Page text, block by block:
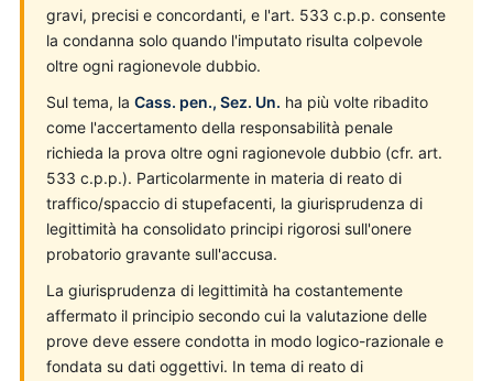
gravi, precisi e concordanti, e l'art. 533 c.p.p. consente
la condanna solo quando l'imputato risulta colpevole
oltre ogni ragionevole dubbio.
Sul tema, la Cass. pen., Sez. Un. ha più volte ribadito
come l'accertamento della responsabilità penale
richieda la prova oltre ogni ragionevole dubbio (cfr. art.
533 c.p.p.). Particolarmente in materia di reato di
traffico/spaccio di stupefacenti, la giurisprudenza di
legittimità ha consolidato principi rigorosi sull'onere
probatorio gravante sull'accusa.
La giurisprudenza di legittimità ha costantemente
affermato il principio secondo cui la valutazione delle
prove deve essere condotta in modo logico-razionale e
fondata su dati oggettivi. In tema di reato di